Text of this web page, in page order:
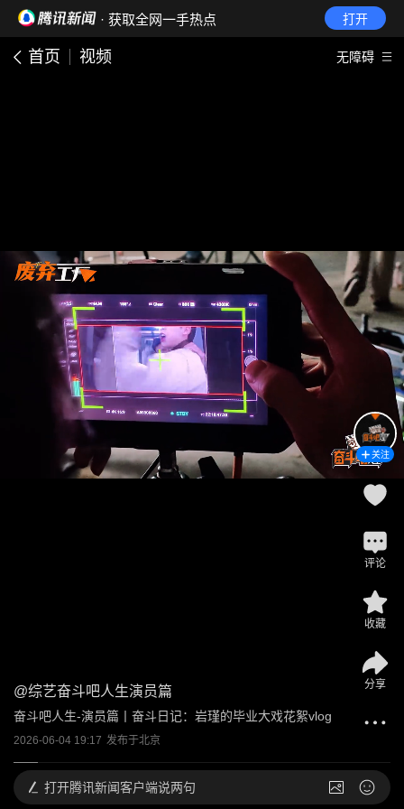
· 获取全网一手热点 打开
首页 视频 无障碍
@综艺奋斗吧人生演员篇
奋斗吧人生-演员篇丨奋斗日记：岩瑾的毕业大戏花絮vlog
2026-06-04 19:17 发布于北京
关注
评论
收藏
分享
打开腾讯新闻客户端说两句